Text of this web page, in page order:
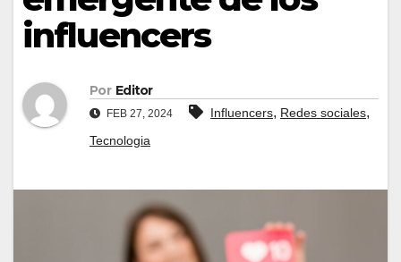
influencers
Por Editor
FEB 27, 2024 Influencers, Redes sociales,
Tecnologia